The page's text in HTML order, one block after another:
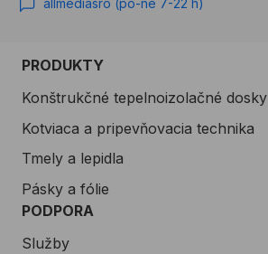
PRODUKTY
Konštrukčné tepelnoizolačné dosky
Kotviaca a pripevňovacia technika
Tmely a lepidla
Pásky a fólie
PODPORA
Služby